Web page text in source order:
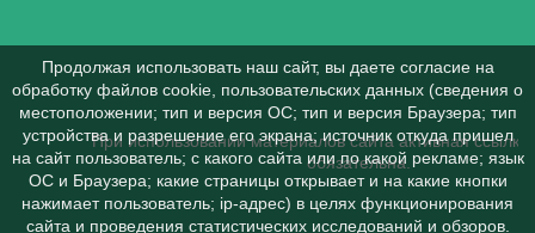
При использовании материалов сайта активная ссылка
обязательна.
Продолжая использовать наш сайт, вы даете согласие на
обработку файлов cookie, пользовательских данных (сведения о
местоположении; тип и версия ОС; тип и версия Браузера; тип
устройства и разрешение его экрана; источник откуда пришел
на сайт пользователь; с какого сайта или по какой рекламе; язык
ОС и Браузера; какие страницы открывает и на какие кнопки
нажимает пользователь; ip-адрес) в целях функционирования
сайта и проведения статистических исследований и обзоров.